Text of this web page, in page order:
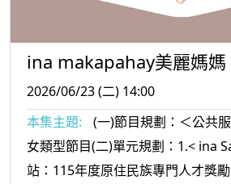
ina makapahay美麗媽媽
2026/06/23 (二) 14:00
本集主題:
(一)節目規劃：＜公共
女類型節目(二)單元規劃：1.< ina
站：115年度原住民族專門人才獎勵 2. <ina oradiw>